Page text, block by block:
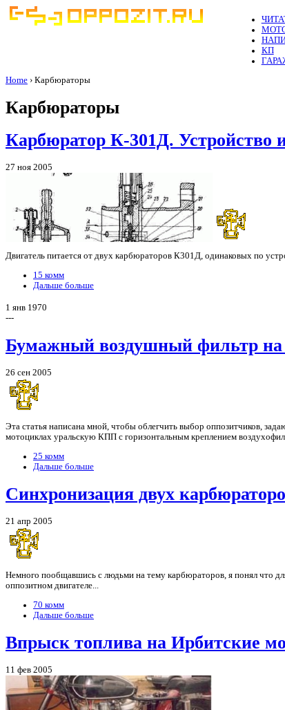
КП
Home › Карбюраторы
Карбюраторы
Карбюратор К-301Д. Устройство
27 ноя 2005
Двигатель питается от двух карбюраторов К301Д, одинаковых по
15 комм
Дальше больше
1 янв 1970
---
Бумажный воздушный фильтр
26 сен 2005
Эта статья написана мной, чтобы облегчить выбор оппозитчиков,
мотоциклах уральскую КПП с горизонтальным креплением
25 комм
Дальше больше
Синхронизация двух
21 апр 2005
Немного пообщавшись с людьми на тему карбюраторов, я понял что
оппозитном двигателе...
70 комм
Дальше больше
Впрыск топлива на Ирбитские
11 фев 2005